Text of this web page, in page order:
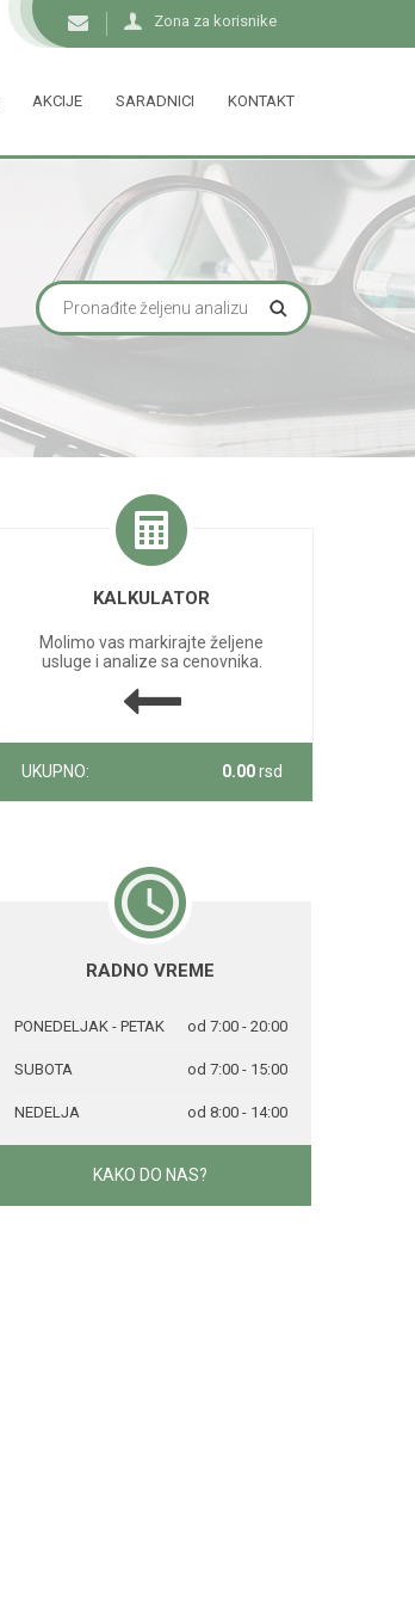
Zona za korisnike
AKCIJE SARADNICI KONTAKT
KALKULATOR
Molimo vas markirajte željene
usluge i analize sa cenovnika.
UKUPNO: 0.00rsd
RADNO VREME
PONEDELJAK - PETAK od 7:00 - 20:00
SUBOTA od 7:00 - 15:00
NEDELJA od 8:00 - 14:00
KAKO DO NAS?